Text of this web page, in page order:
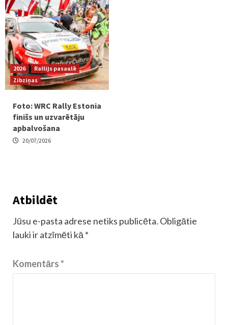
2026
Rallijs pasaulē
Zibziņas
Foto: WRC Rally Estonia
finišs un uzvarētāju
apbalvošana
20/07/2026
Atbildēt
Jūsu e-pasta adrese netiks publicēta. Obligātie
lauki ir atzīmēti kā *
Komentārs*